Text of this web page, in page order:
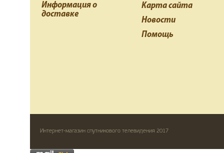
Информация о
доставке
Карта сайта
Новости
Помощь
Интернет-магазин спутникового телевидения 2017